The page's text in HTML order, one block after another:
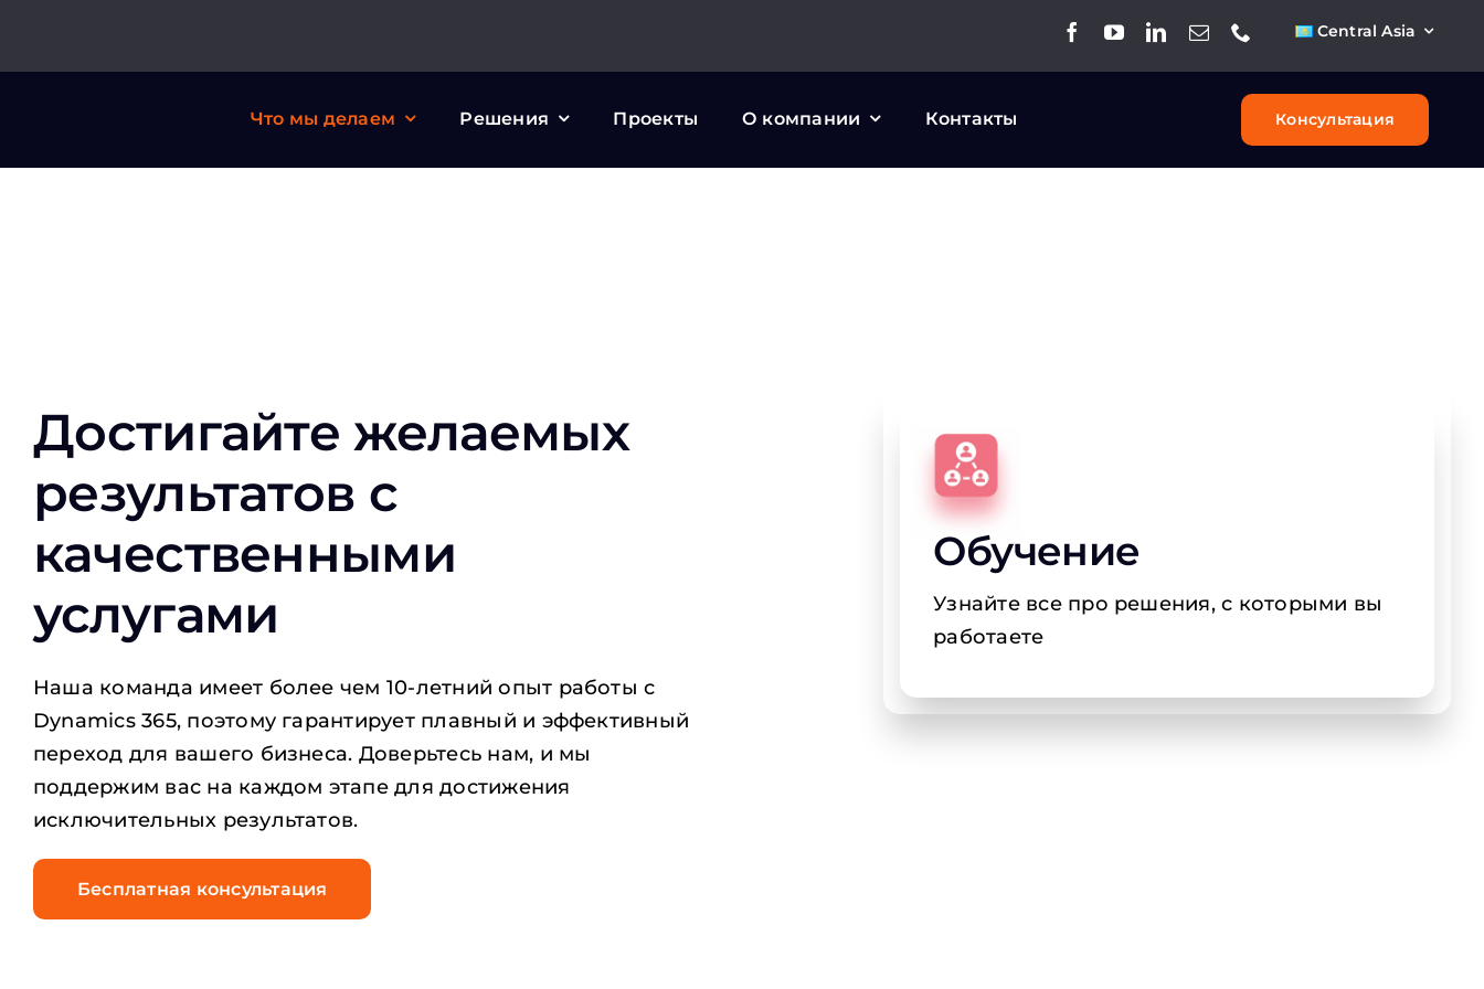
content
Central Asia
Что мы делаем Решения Проекты О компании Контакты Консультация
Достигайте желаемых
результатов с
качественными
услугами
Наша команда имеет более чем 10-летний опыт работы с
Dynamics 365, поэтому гарантирует плавный и эффективный
переход для вашего бизнеса. Доверьтесь нам, и мы
поддержим вас на каждом этапе для достижения
исключительных результатов.
Бесплатная консультация
Обучение
Узнайте все про решения, с которыми вы
работаете